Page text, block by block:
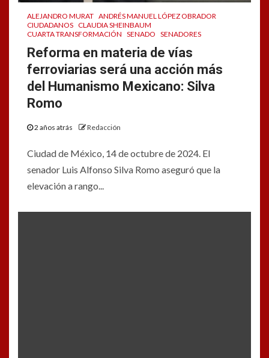
ALEJANDRO MURAT ANDRÉS MANUEL LÓPEZ OBRADOR
CIUDADANOS CLAUDIA SHEINBAUM
CUARTA TRANSFORMACIÓN SENADO SENADORES
Reforma en materia de vías
ferroviarias será una acción más
del Humanismo Mexicano: Silva
Romo
2 años atrás Redacción
Ciudad de México, 14 de octubre de 2024. El
senador Luis Alfonso Silva Romo aseguró que la
elevación a rango...